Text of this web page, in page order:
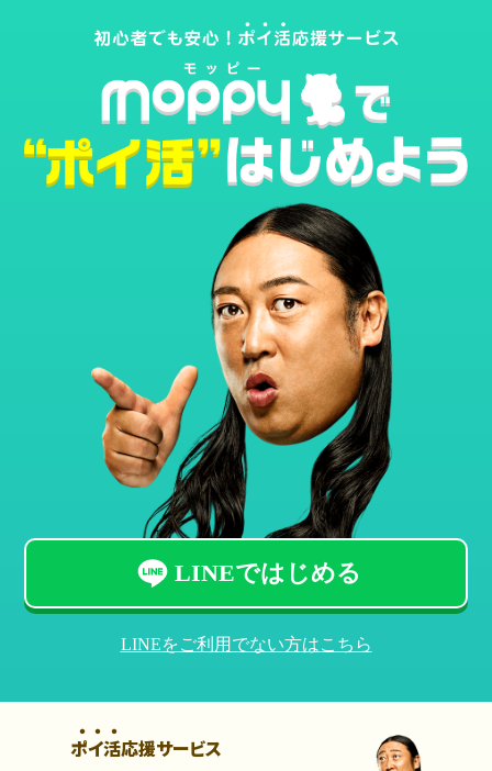
LINEではじめる
LINEをご利用でない方はこちら
ポイ活応援サービス